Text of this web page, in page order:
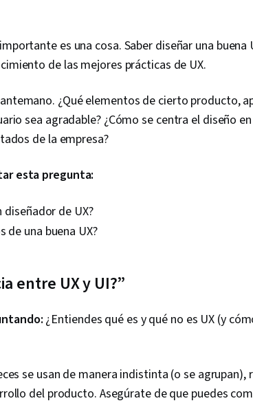
es una cosa. Saber diseñar una buena
de las mejores prácticas de UX.
¿Qué elementos de cierto producto,
sea agradable? ¿Cómo se centra el diseño
de la empresa?
esta pregunta:
diseñador de UX?
de una buena UX?
entre UX y UI?”
¿Entiendes qué es y qué no es UX (y
se usan de manera indistinta (o se agrupan),
del producto. Asegúrate de que puedes